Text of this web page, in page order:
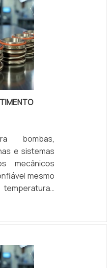
bombas,
e sistemas
mecânicos
mesmo
agressivos.
vazamentos,
e eficiência
e maior
anos de